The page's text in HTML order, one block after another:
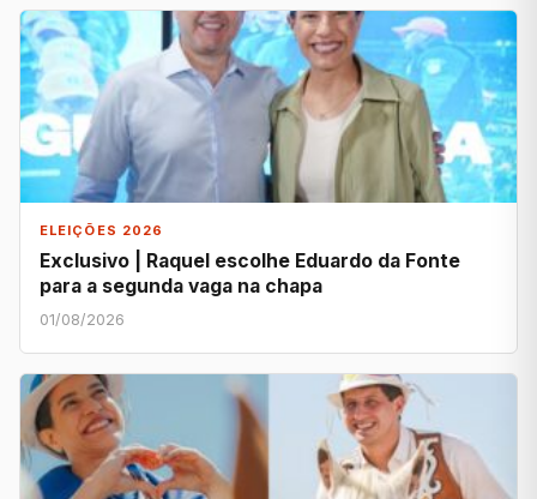
ELEIÇÕES 2026
Exclusivo | Raquel escolhe Eduardo da Fonte
para a segunda vaga na chapa
01/08/2026